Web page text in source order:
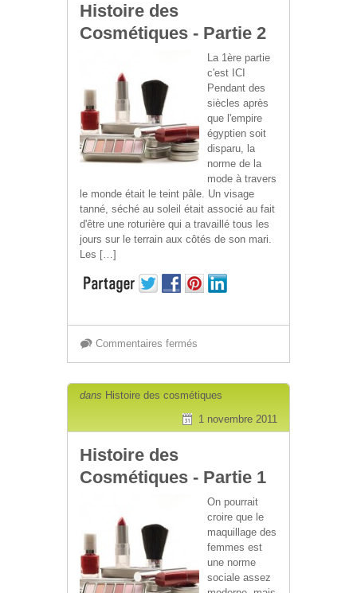
Dernière
partie
Histoire des
Cosmétiques - Partie 2
La 1ère partie
c'est ICI
Pendant des
siècles après
que l'empire
égyptien soit
disparu, la
norme de la
mode à travers
le monde était le teint pâle. Un visage
tanné, séché au soleil était associé au fait
d'être une roturière qui a travaillé tous les
jours sur le terrain aux côtés de son mari.
Les […]
Commentaires fermés
des
Lire plus »
dans Histoire des cosmétiques
1 novembre 2011
Histoire des
Cosmétiques - Partie 1
On pourrait
croire que le
maquillage des
femmes est
une norme
sociale assez